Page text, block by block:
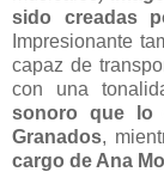
sido creadas
Impresionante
capaz de
con una
sonoro que lo
Granados,
cargo de Ana